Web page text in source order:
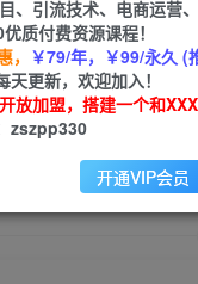
专属 正文
掘金撸收益最新
，小白必备项目
、引流技术、电商运营
质付费资源课程！
， ￥79/年，￥99/永久 (
天更新，欢迎加入！
放加盟，搭建一个和
zszpp330
开通VIP会员